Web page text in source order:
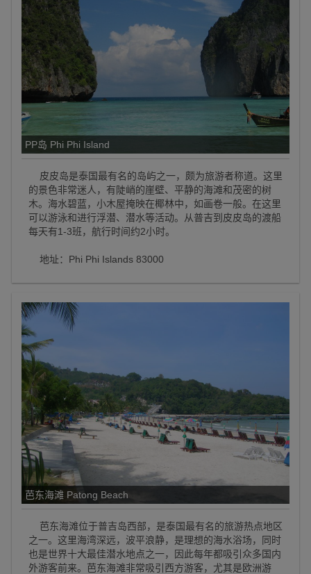
PP岛 Phi Phi Island
皮皮岛是泰国最有名的岛屿之一，颇为旅游者称道。这里
的景色非常迷人，有陡峭的崖壁、平静的海滩和茂密的树
木。海水碧蓝，小木屋掩映在椰林中，如画卷一般。在这里
可以游泳和进行浮潜、潜水等活动。从普吉到皮皮岛的渡船
每天有1-3班，航行时间约2小时。
地址：Phi Phi Islands 83000
芭东海滩 Patong Beach
芭东海滩位于普吉岛西部，是泰国最有名的旅游热点地区
之一。这里海湾深远，波平浪静，是理想的海水浴场，同时
也是世界十大最佳潜水地点之一，因此每年都吸引众多国内
外游客前来。芭东海滩非常吸引西方游客，尤其是欧洲游